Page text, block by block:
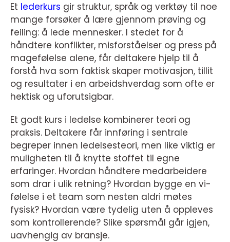
Et lederkurs gir struktur, språk og verktøy til noe
mange forsøker å lære gjennom prøving og
feiling: å lede mennesker. I stedet for å
håndtere konflikter, misforståelser og press på
magefølelse alene, får deltakere hjelp til å
forstå hva som faktisk skaper motivasjon, tillit
og resultater i en arbeidshverdag som ofte er
hektisk og uforutsigbar.
Et godt kurs i ledelse kombinerer teori og
praksis. Deltakere får innføring i sentrale
begreper innen ledelsesteori, men like viktig er
muligheten til å knytte stoffet til egne
erfaringer. Hvordan håndtere medarbeidere
som drar i ulik retning? Hvordan bygge en vi-
følelse i et team som nesten aldri møtes
fysisk? Hvordan være tydelig uten å oppleves
som kontrollerende? Slike spørsmål går igjen,
uavhengig av bransje.